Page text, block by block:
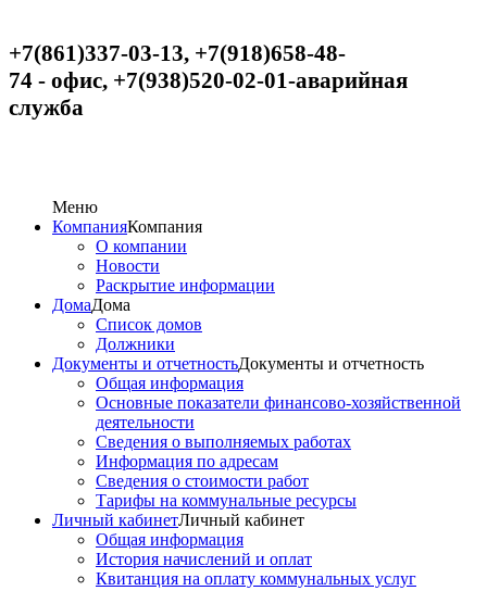
+7(861)337-03-13, +7(918)658-48-
74 - офис, +7(938)520-02-01-аварийная
служба
Меню
КомпанияКомпания
О компании
Новости
Раскрытие информации
ДомаДома
Список домов
Должники
Документы и отчетностьДокументы и отчетность
Общая информация
Основные показатели финансово-хозяйственной
деятельности
Сведения о выполняемых работах
Информация по адресам
Сведения о стоимости работ
Тарифы на коммунальные ресурсы
Личный кабинетЛичный кабинет
Общая информация
История начислений и оплат
Квитанция на оплату коммунальных услуг